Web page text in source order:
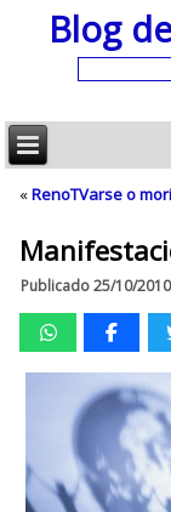
Blog
«RenoTVarse o
Publicado 25/10/2010